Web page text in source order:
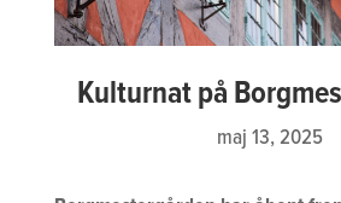
Kulturnat på
maj 13, 2025